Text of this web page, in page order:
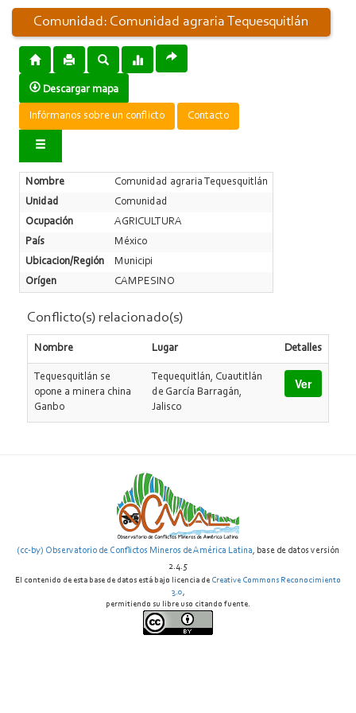
Comunidad: Comunidad agraria Tequesquitlán
Descargar mapa
Infórmanos sobre un conflicto Contacto
Nombre
Comunidad agraria Tequesquitlán
Unidad
Comunidad
Ocupación
AGRICULTURA
País
México
Ubicacion/Región
Municipi
Orígen
CAMPESINO
Conflicto(s) relacionado(s)
Nombre Lugar Detalles
Tequesquitlán se
opone a minera china
Ganbo
Tequequitlán, Cuautitlán
de García Barragán,
Jalisco
Ver
(cc-by) Observatorio de Conflictos Mineros de América Latina, base de datos versión
2.4.5
El contenido de esta base de datos está bajo licencia de Creative Commons Reconocimiento
3.0,
permitiendo su libre uso citando fuente.